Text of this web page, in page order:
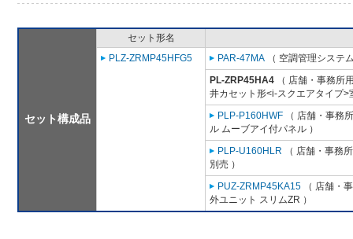
セット構成品
セット形名
PLZ-ZRMP45HFG5
PAR-47MA （ 空調管理システ
PL-ZRP45HA4 （ 店舗・事務所
井カセット形<i-スクエアタイプ>
PLP-P160HWF （ 店舗・事務
ル ムーブアイ付パネル ）
PLP-U160HLR （ 店舗・事務
別売 ）
PUZ-ZRMP45KA15 （ 店舗・
外ユニット スリムZR ）